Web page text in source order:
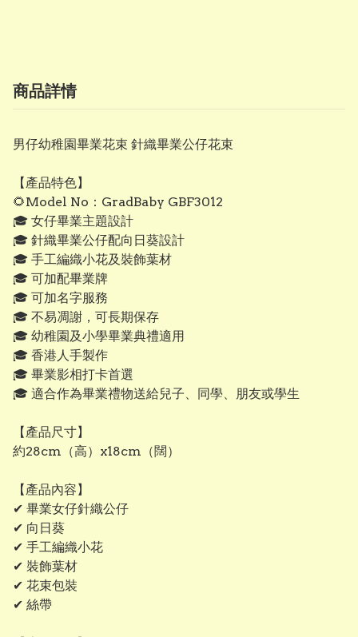
商品詳情
男仔幼稚園畢業花束 針織畢業公仔花束
【產品特色】
🌻Model No：GradBaby GBF3012
🎓 女仔畢業主題設計
🎓 針織畢業公仔配向日葵設計
🎓 手工編織小花及裝飾葉材
🎓 可加配畢業牌
🎓 可加名字服務
🎓 不易凋謝，可長期保存
🎓 幼稚園及小學畢業典禮適用
🎓 香港人手製作
🎓 畢業影相打卡首選
🎓 適合作為畢業禮物送給兒子、同學、朋友或學生
【產品尺寸】
約28cm（高）x18cm（闊）
【產品內容】
✔ 畢業女仔針織公仔
✔ 向日葵
✔ 手工編織小花
✔ 裝飾葉材
✔ 花束包裝
✔ 絲帶